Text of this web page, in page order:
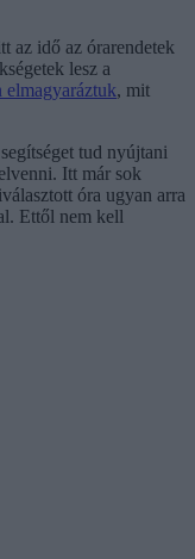
az idő az órarendetek
lesz a
elmagyaráztuk, mit
tud nyújtani
Itt már sok
óra ugyan arra
Ettől nem kell